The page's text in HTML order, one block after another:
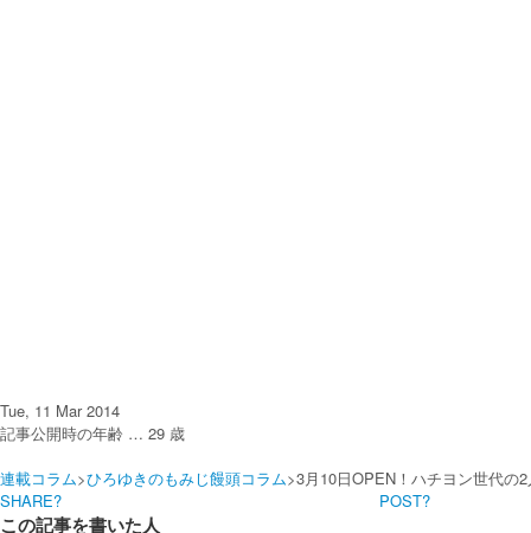
Tue, 11 Mar 2014
記事公開時の年齢 … 29 歳
連載コラム>ひろゆきのもみじ饅頭コラム>3月10日OPEN！ハチヨン世代の
SHARE?
POST?
この記事を書いた人